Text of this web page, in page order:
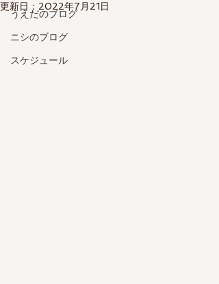
うえだのブログ
ニシのブログ
スケジュール
更新日： 2022年7月21日